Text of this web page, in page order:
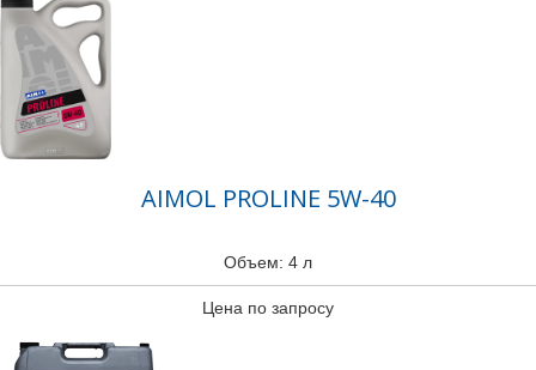
AIMOL PROLINE 5W-40
Объем: 4 л
Цена по запросу